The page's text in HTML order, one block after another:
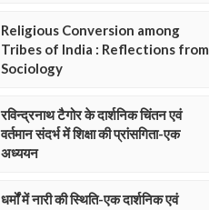
Religious Conversion among
Tribes of India : Reflections from
Sociology
रविन्द्रनाथ टैगोर के दार्शनिक चिंतन एवं
वर्तमान संदर्भ में शिक्षा की प्रांसगिता-एक
अध्ययन
धर्मों में नारी की स्थिति-एक दार्शनिक एवं